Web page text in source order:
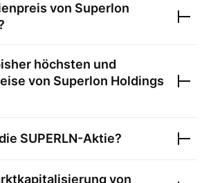
von Superlon
höchsten und
von Superlon Holdings
SUPERLN-Aktie?
von